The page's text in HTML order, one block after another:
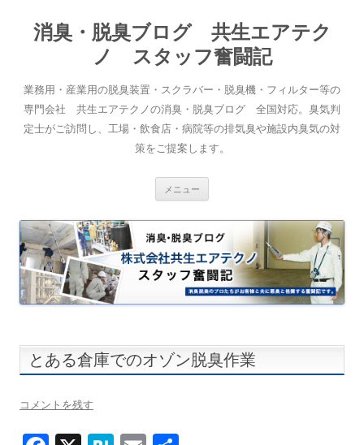
消臭・脱臭ブログ 共生エアテク
ノ スタッフ奮闘記
業務用・産業用の脱臭装置・スクラバー・脱臭機・フィルター等の
専門会社 共生エアテクノの消臭・脱臭ブログ 全国対応。臭気判
定士がご訪問し、工場・飲食店・病院等の排気臭や施設内臭気の対
策をご提案します。
メニュー
とある倉庫でのオゾン脱臭作業
コメントを残す